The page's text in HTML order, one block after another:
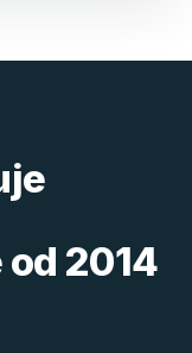
2014